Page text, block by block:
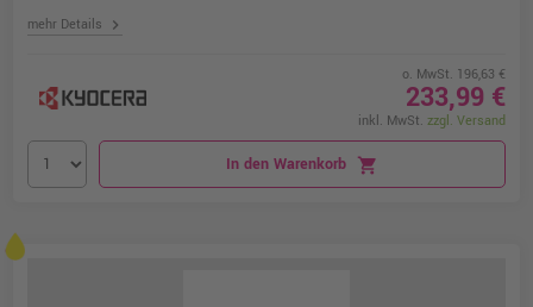
mehr Details chevron_right
o. MwSt. 196,63 €
233,99 €
inkl. MwSt. zzgl. Versand
In den Warenkorb shopping_cart